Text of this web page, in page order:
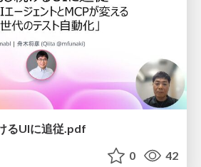
るUIに追従.pdf
0 42